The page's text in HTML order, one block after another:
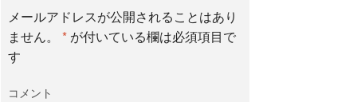
o e
メールアドレスが公開されることはあり
ません。
* が付いている欄は必須項目で
す
コメント